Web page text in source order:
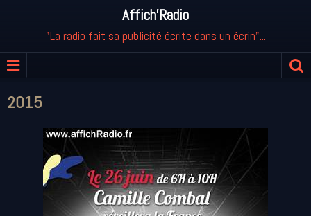
Affich'Radio
"La radio fait sa publicité écrite dans un écrin"...
2015